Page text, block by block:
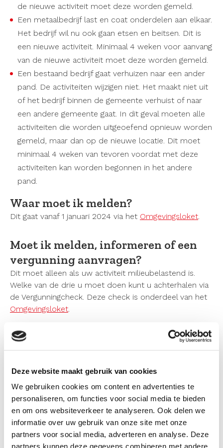
Deze website maakt gebruik van cookies
We gebruiken cookies om content en advertenties te
personaliseren, om functies voor social media te bieden
en om ons websiteverkeer te analyseren. Ook delen we
informatie over uw gebruik van onze site met onze
partners voor social media, adverteren en analyse. Deze
de nieuwe activiteit moet deze worden gemeld.
Een metaalbedrijf last en coat onderdelen aan elkaar.
Het bedrijf wil nu ook gaan etsen en beitsen. Dit is
een nieuwe activiteit. Minimaal 4 weken voor aanvang
van de nieuwe activiteit moet deze worden gemeld.
Een bestaand bedrijf gaat verhuizen naar een ander
pand. De activiteiten wijzigen niet. Het maakt niet uit
of het bedrijf binnen de gemeente verhuist of naar
een andere gemeente gaat. In dit geval moeten alle
activiteiten die worden uitgeoefend opnieuw worden
gemeld, maar dan op de nieuwe locatie. Dit moet
minimaal 4 weken van tevoren voordat met deze
activiteiten kan worden begonnen in het andere
pand.
Waar moet ik melden?
Dit gaat vanaf 1 januari 2024 via het Omgevingsloket.
Moet ik melden, informeren of een
vergunning aanvragen?
Dit moet alleen als uw activiteit milieubelastend is.
Welke van de drie u moet doen kunt u achterhalen via
de Vergunningcheck. Deze check is onderdeel van het
Omgevingsloket.
Wanneer moet ik melden?
Dit moet minimaal vier weken voordat u met de
met maatregelen.
Waar moet ik op letten bij het
melden?
Sinds de komst van de Omgevingswet doet u niet